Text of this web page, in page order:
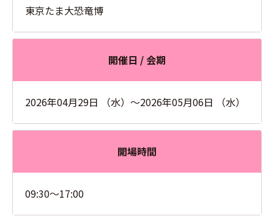
東京たま大恐竜博
開催日 / 会期
2026年04月29日 （水）～2026年05月06日 （水）
開場時間
09:30～17:00